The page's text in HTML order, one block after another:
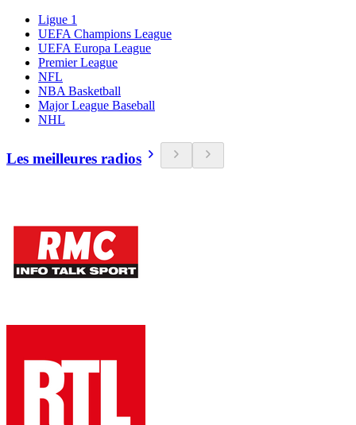
Ligue 1
UEFA Champions League
UEFA Europa League
Premier League
NFL
NBA Basketball
Major League Baseball
NHL
Les meilleures radios